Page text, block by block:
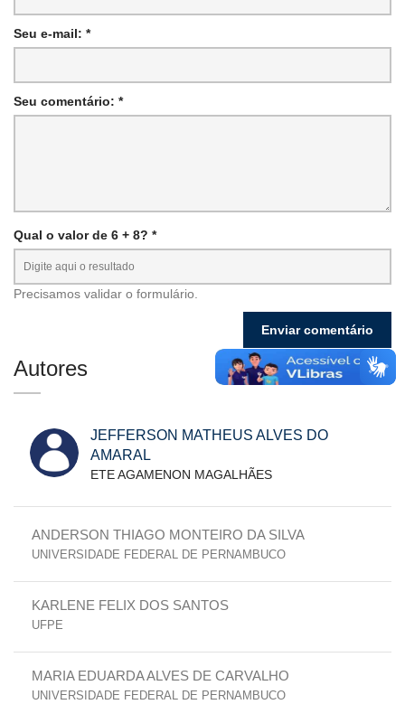
Seu e-mail: *
Seu comentário: *
Qual o valor de 6 + 8? *
Precisamos validar o formulário.
Autores
JEFFERSON MATHEUS ALVES DO
AMARAL
ETE AGAMENON MAGALHÃES
ANDERSON THIAGO MONTEIRO DA SILVA
UNIVERSIDADE FEDERAL DE PERNAMBUCO
KARLENE FELIX DOS SANTOS
UFPE
MARIA EDUARDA ALVES DE CARVALHO
UNIVERSIDADE FEDERAL DE PERNAMBUCO